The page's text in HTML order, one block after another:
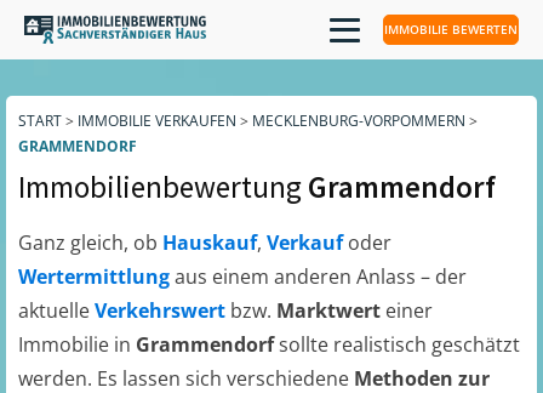
IMMOBILIE BEWERTEN
START> IMMOBILIE VERKAUFEN > MECKLENBURG-VORPOMMERN >
GRAMMENDORF
ImmobilienbewertungGrammendorf
Ganz gleich, ob Hauskauf, Verkaufoder
Wertermittlungaus einem anderen Anlass – der
aktuelleVerkehrswert bzw. Marktwert einer
Immobilie in Grammendorfsollte realistisch geschätzt
werden. Es lassen sich verschiedene Methoden zur